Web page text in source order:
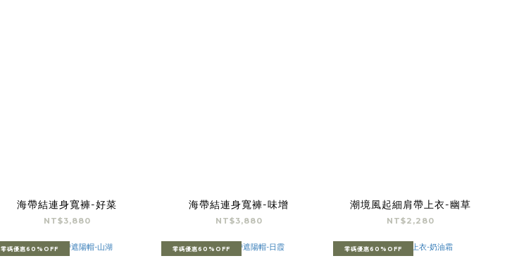
海帶結連身寬褲-好菜
NT$3,880
海帶結連身寬褲-味增
NT$3,880
潮境風起細肩帶上衣-幽草
NT$2,280
零碼優惠60%OFF 零碼優惠60%OFF 零碼優惠60%OFF